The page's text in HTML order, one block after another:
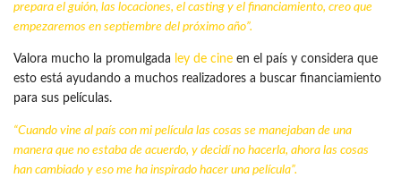
prepara el guión, las locaciones, el casting y el financiamiento, creo que
empezaremos en septiembre del próximo año”.
Valora mucho la promulgada ley de cine en el país y considera que
esto está ayudando a muchos realizadores a buscar financiamiento
para sus películas.
“Cuando vine al país con mi película las cosas se manejaban de una
manera que no estaba de acuerdo, y decidí no hacerla, ahora las cosas
han cambiado y eso me ha inspirado hacer una película”.